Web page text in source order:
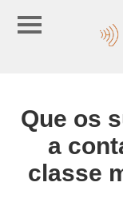
Que os
a
classe